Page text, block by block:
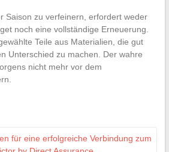
Saison zu verfeinern, erfordert weder
noch eine vollständige Erneuerung.
Teile aus Materialien, die gut
Unterschied zu machen. Der wahre
nicht mehr vor dem
für eine erfolgreiche Verbindung zum